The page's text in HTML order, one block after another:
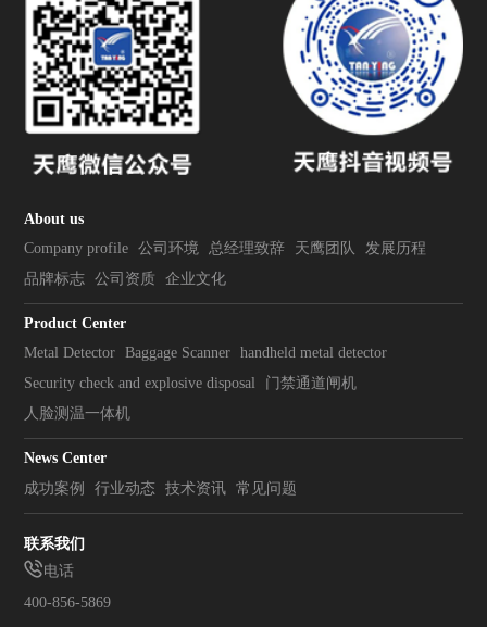
About us
Company profile 公司环境 总经理致辞 天鹰团队
发展历程
品牌标志 公司资质 企业文化
Product Center
Metal Detector Baggage Scanner handheld metal detector
Security check and explosive disposal
门禁通道闸机
人脸测温一体机
News Center
成功案例
行业动态 技术资讯 常见问题
联系我们
电话
400-856-5869